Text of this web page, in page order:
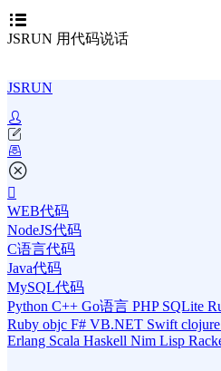
JSRUN 用代码说话
JSRUN
WEB代码
NodeJS代码
C语言代码
Java代码
MySQL代码
Python C++ Go语言 PHP SQLite
Ruby objc F# VB.NET Swift clojure
Erlang Scala Haskell Nim Lisp